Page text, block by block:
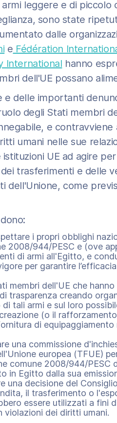
leggere e di piccolo
sono state
dalle
e Fédération
International hanno
dell'UE possano
delle importanti
degli Stati membri
e contravviene
umani nelle sue
UE ad agire
trasferimenti e delle
dell'Unione, come
i propri obblighi
2008/944/PESC e (ove
di armi all'Egitto, e
per garantire
membri dell'UE che
trasparenza creando
tali armi e sul loro
(o il
di
una commissione
europea (TFUE)
comune 2008/944/PESC
in Egitto dalla sua
una decisione del
il trasferimento o
essere utilizzati a fini
violazioni dei diritti umani.